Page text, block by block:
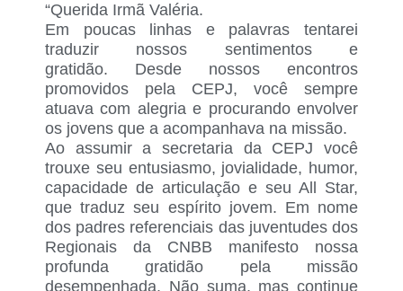
“Querida Irmã Valéria.
Em poucas linhas e palavras tentarei
traduzir nossos sentimentos e
gratidão. Desde nossos encontros
promovidos pela CEPJ, você sempre
atuava com alegria e procurando envolver
os jovens que a acompanhava na missão.
Ao assumir a secretaria da CEPJ você
trouxe seu entusiasmo, jovialidade, humor,
capacidade de articulação e seu All Star,
que traduz seu espírito jovem. Em nome
dos padres referenciais das juventudes dos
Regionais da CNBB manifesto nossa
profunda gratidão pela missão
desempenhada. Não suma, mas continue